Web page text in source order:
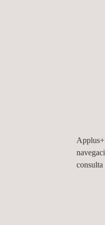
Para más
Applus+